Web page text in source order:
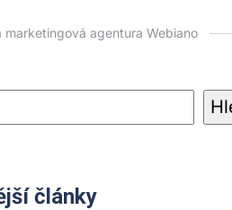
marketingová agentura Webiano
články